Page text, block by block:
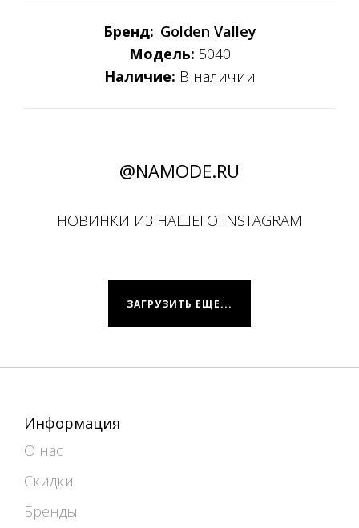
Бренд:: Golden Valley
Модель: 5040
Наличие: В наличии
@NAMODE.RU
НОВИНКИ ИЗ НАШЕГО INSTAGRAM
ЗАГРУЗИТЬ ЕЩЕ...
Информация
О нас
Скидки
Бренды